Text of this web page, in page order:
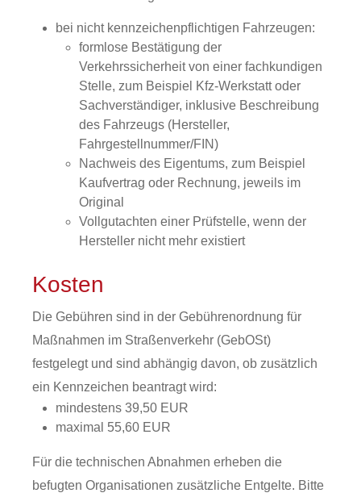
bei nicht kennzeichenpflichtigen Fahrzeugen:
formlose Bestätigung der
Verkehrssicherheit von einer fachkundigen
Stelle, zum Beispiel Kfz-Werkstatt oder
Sachverständiger, inklusive Beschreibung
des Fahrzeugs (Hersteller,
Fahrgestellnummer/FIN)
Nachweis des Eigentums, zum Beispiel
Kaufvertrag oder Rechnung, jeweils im
Original
Vollgutachten einer Prüfstelle, wenn der
Hersteller nicht mehr existiert
Kosten
Die Gebühren sind in der Gebührenordnung für
Maßnahmen im Straßenverkehr (GebOSt)
festgelegt und sind abhängig davon, ob zusätzlich
ein Kennzeichen beantragt wird:
mindestens 39,50 EUR
maximal 55,60 EUR
Für die technischen Abnahmen erheben die
befugten Organisationen zusätzliche Entgelte. Bitte